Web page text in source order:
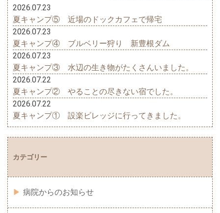
2026.07.23
夏キャンプ⑤ 近場のドックカフェで帰宅
2026.07.23
夏キャンプ④ ブルベリー狩り 新豊根ダム
2026.07.23
夏キャンプ③ 水辺の生き物がたくさんいました。
2026.07.22
夏キャンプ② やることの尽きない宿でした。
2026.07.22
夏キャンプ① 設楽ビレッジに行ってきました。
カテゴリー
病院からのお知らせ